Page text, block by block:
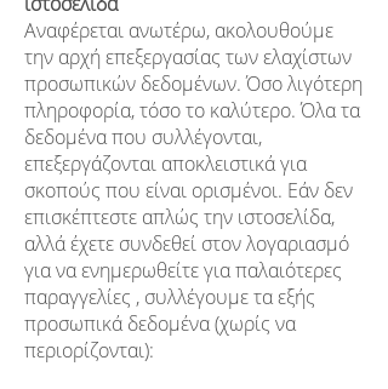
Αναφέρεται ανωτέρω, ακολουθούμε
την αρχή επεξεργασίας των ελαχίστων
προσωπικών δεδομένων. Όσο λιγότερη
πληροφορία, τόσο το καλύτερο. Όλα τα
δεδομένα που συλλέγονται,
επεξεργάζονται αποκλειστικά για
σκοπούς που είναι ορισμένοι. Εάν δεν
επισκέπτεστε απλώς την ιστοσελίδα,
αλλά έχετε συνδεθεί στον λογαριασμό
για να ενημερωθείτε για παλαιότερες
παραγγελίες , συλλέγουμε τα εξής
προσωπικά δεδομένα (χωρίς να
περιορίζονται):